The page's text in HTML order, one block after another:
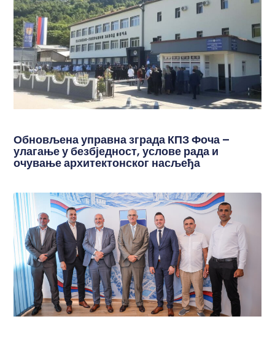
Обновљена управна зграда КПЗ Фоча –
улагање у безбједност, услове рада и
очување архитектонског насљеђа